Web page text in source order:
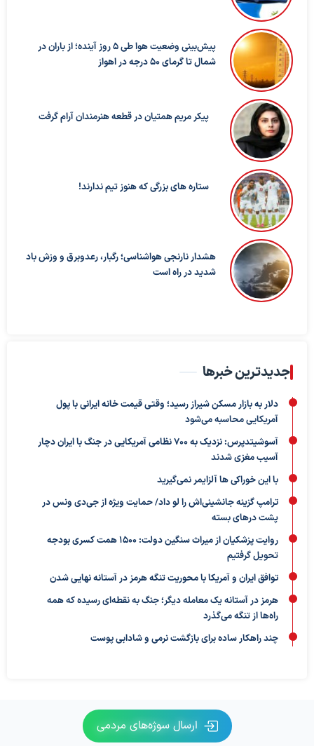
پیش‌بینی وضعیت هوا طی ۵ روز آینده؛ از باران در
شمال تا گرمای ۵۰ درجه در اهواز
پیکر مریم همتیان در قطعه هنرمندان آرام گرفت
ستاره های بزرگی که هنوز تیم ندارند!
هشدار نارنجی هواشناسی؛ رگبار، رعدوبرق و وزش باد
شدید در راه است
جدیدترین خبرها
دلار به بازار مسکن شیراز رسید؛ وقتی قیمت خانه ایرانی با پول
آمریکایی محاسبه می‌شود
آسوشیتدپرس: نزدیک به ۷۰۰ نظامی آمریکایی در جنگ با ایران دچار
آسیب مغزی شدند
با این خوراکی ها آلزایمر نمی‌گیرید
ترامپ گزینه جانشینی‌اش را لو داد/ حمایت ویژه از جی‌دی ونس در
پشت درهای بسته
روایت پزشکیان از میراث سنگین دولت: ۱۵۰۰ همت کسری بودجه
تحویل گرفتیم
توافق ایران و آمریکا با محوریت تنگه هرمز در آستانه نهایی شدن
هرمز در آستانه یک معامله دیگر؛ جنگ به نقطه‌ای رسیده که همه
راه‌ها از تنگه می‌گذرد
چند راهکار ساده برای بازگشت نرمی و شادابی پوست
ارسال سوژه‌های مردمی